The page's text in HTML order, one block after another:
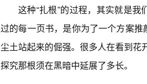
这种“扎根”的过程，其实就是
过的每一页书，是你为了一个方案
尘土站起来的倔强。很多人在看到花
探究那根须在黑暗中延展了多长。